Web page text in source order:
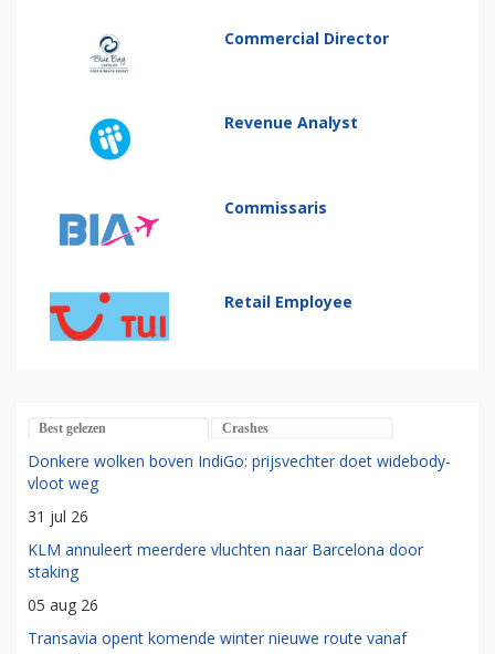
Commercial Director
Revenue Analyst
Commissaris
Retail Employee
Best gelezen Crashes
Donkere wolken boven IndiGo: prijsvechter doet widebody-
vloot weg
31 jul 26
KLM annuleert meerdere vluchten naar Barcelona door
staking
05 aug 26
Transavia opent komende winter nieuwe route vanaf